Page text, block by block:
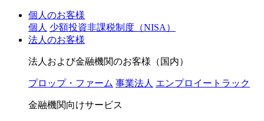
個人のお客様
個人 少額投資非課税制度（NISA）
法人のお客様
法人および金融機関のお客様（国内）
プロップ・ファーム 事業法人 エンプロイートラック
金融機関向けサービス